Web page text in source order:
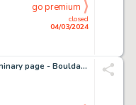
closed
04/03/2024
go premium
Sirius - 2 Original preliminary page - Bouldadar et Colegram - Ganymédiens, go home ! - 1981